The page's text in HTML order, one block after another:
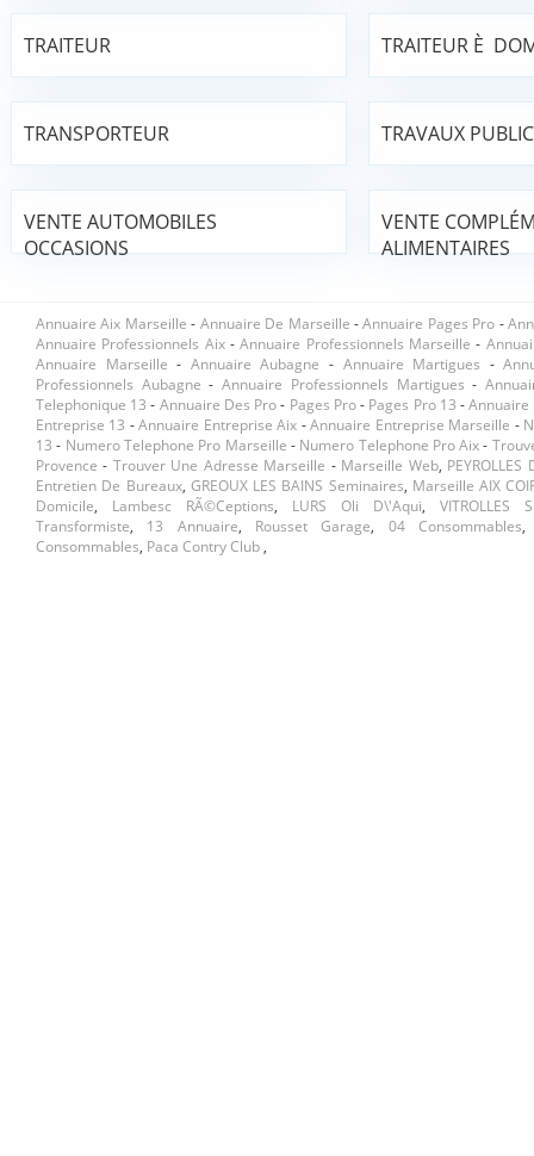
TRAITEUR TRAITEUR È
TRANSPORTEUR TRAVAUX
VENTE AUTOMOBILES
OCCASIONS
VENTE
ALIMENTAIRES
Annuaire Aix Marseille - Annuaire De Marseille -Annuaire Pages Pro -
Annuaire Professionnels Aix -Annuaire Professionnels Marseille -
Annuaire Marseille - Annuaire Aubagne - Annuaire Martigues -
Professionnels Aubagne -Annuaire Professionnels Martigues -
Telephonique 13 - Annuaire Des Pro- Pages Pro- Pages Pro 13 -Annuaire
Entreprise 13 -Annuaire Entreprise Aix -Annuaire Entreprise Marseille -
13 - Numero Telephone Pro Marseille - Numero Telephone Pro Aix-
Provence - Trouver Une Adresse Marseille - Marseille Web,
Entretien De Bureaux, GREOUX LES BAINS Seminaires, Marseille AIX
Domicile, Lambesc RÃ©ceptions, LURS Oli D\'aqui, VITROLLES
Transformiste, 13 Annuaire, Rousset Garage, 04 Consommables
Consommables, Paca Contry Club ,